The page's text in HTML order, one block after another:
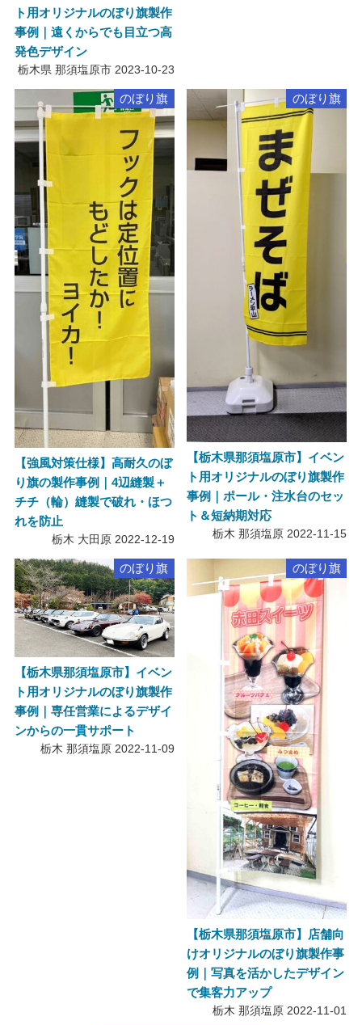
ト用オリジナルのぼり旗製作
事例｜遠くからでも目立つ高
発色デザイン
栃木県 那須塩原市 2023-10-23
のぼり旗
【強風対策仕様】高耐久のぼ
り旗の製作事例｜4辺縫製＋
チチ（輪）縫製で破れ・ほつ
れを防止
栃木 大田原 2022-12-19
のぼり旗
【栃木県那須塩原市】イベン
ト用オリジナルのぼり旗製作
事例｜ポール・注水台のセッ
ト＆短納期対応
栃木 那須塩原 2022-11-15
のぼり旗
【栃木県那須塩原市】イベン
ト用オリジナルのぼり旗製作
事例｜専任営業によるデザイ
ンからの一貫サポート
栃木 那須塩原 2022-11-09
のぼり旗
【栃木県那須塩原市】店舗向
けオリジナルのぼり旗製作事
例｜写真を活かしたデザイン
で集客力アップ
栃木 那須塩原 2022-11-01